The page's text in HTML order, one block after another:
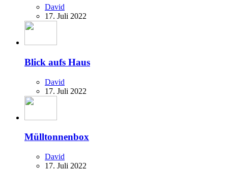
David
17. Juli 2022
Blick aufs Haus
David
17. Juli 2022
Mülltonnenbox
David
17. Juli 2022